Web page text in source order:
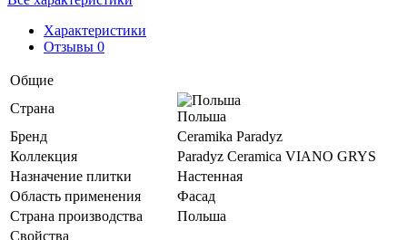
Характеристики
Отзывы 0
Общие
Страна
Польша
Бренд
Ceramika Paradyz
Коллекция
Paradyz Ceramica VIANO GRYS
Назначение плитки
Настенная
Область применения
Фасад
Страна производства
Польша
Свойства